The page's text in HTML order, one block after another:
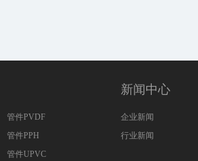
管件PVDF
管件PPH
管件UPVC
新闻中心
企业新闻
行业新闻